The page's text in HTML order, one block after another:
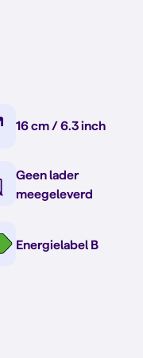
16 cm / 6.3 inch
Geen lader
meegeleverd
Energielabel B